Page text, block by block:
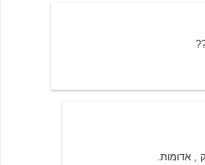
, אדומות.